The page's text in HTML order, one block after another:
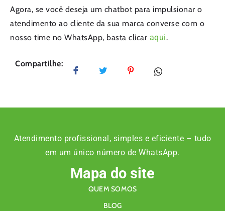
Agora, se você deseja um chatbot para impulsionar o
atendimento ao cliente da sua marca converse com o
nosso time no WhatsApp, basta clicar aqui.
Compartilhe:
Atendimento profissional, simples e eficiente – tudo
em um único número de WhatsApp.
Mapa do site
QUEM SOMOS
BLOG